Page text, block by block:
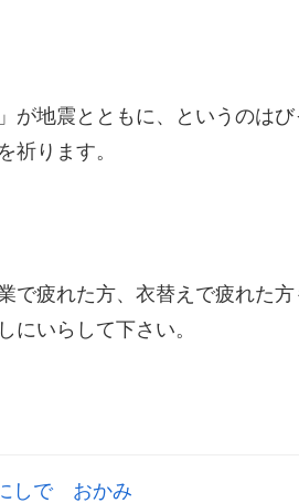
が地震とともに、というのは
祈ります。
で疲れた方、衣替えで疲れた
にいらして下さい。
しで おかみ